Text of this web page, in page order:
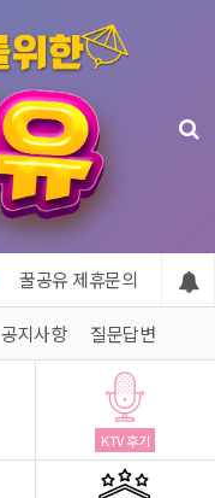
꿀공유 제휴문의
공지사항 질문답변
KTV 후기